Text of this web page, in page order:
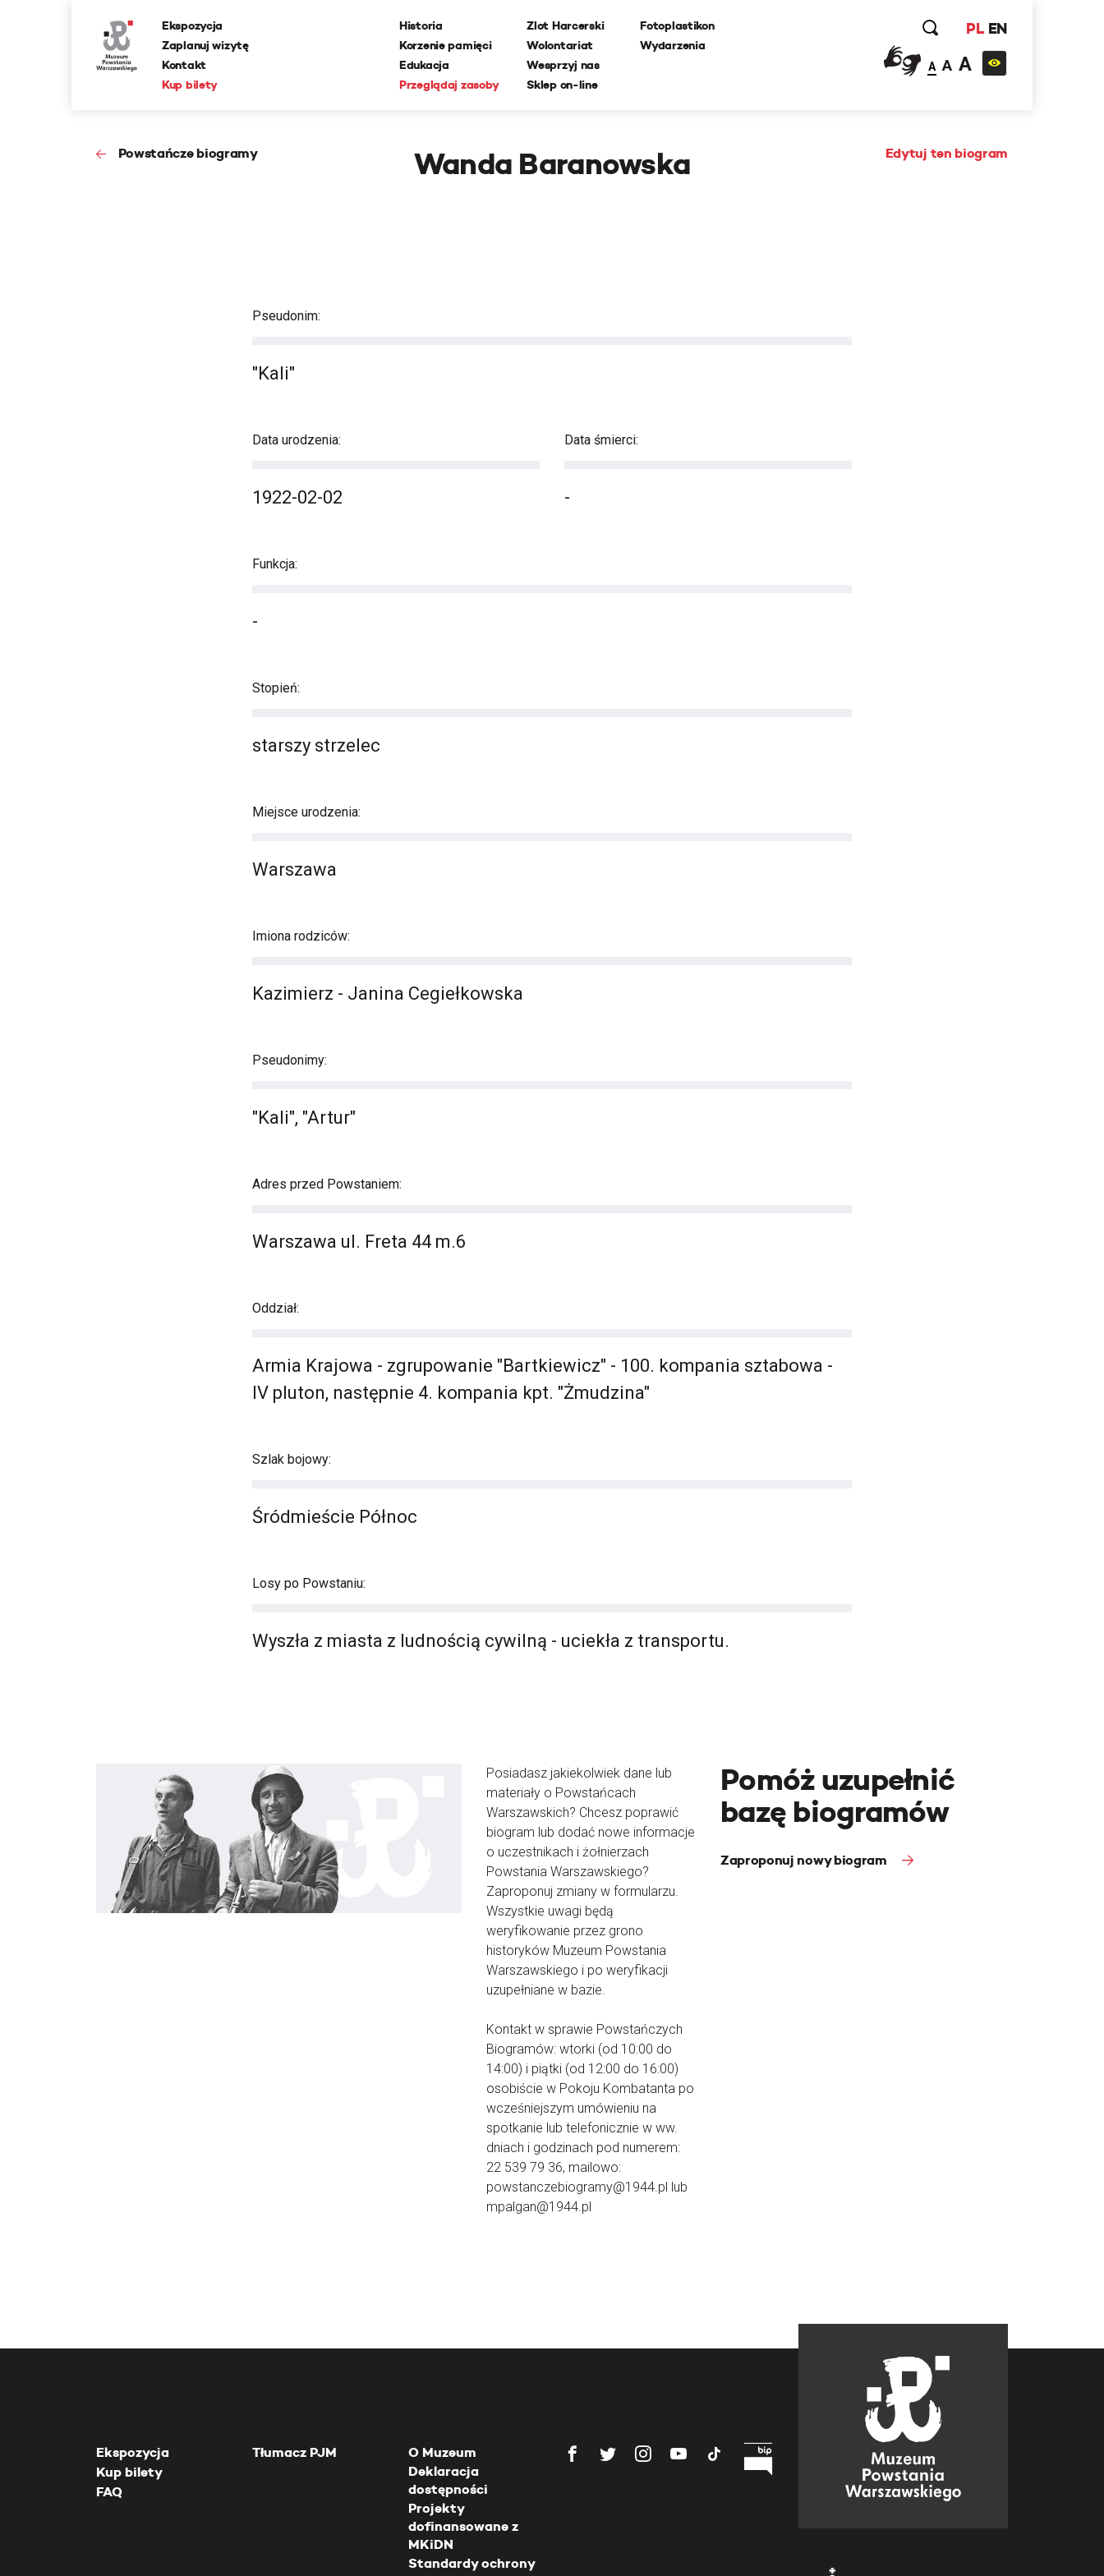
Ekspozycja
Zaplanuj wizytę
Kontakt
Kup bilety
Historia
Korzenie pamięci
Edukacja
Przeglądaj zasoby
Zlot Harcerski
Wolontariat
Wesprzyj nas
Sklep on-line
Fotoplastikon
Wydarzenia
PL EN
A A A
Powstańcze biogramy Edytuj ten biogram
Wanda Baranowska
Pseudonim:
"Kali"
Data urodzenia:
1922-02-02
Data śmierci:
-
Funkcja:
-
Stopień:
starszy strzelec
Miejsce urodzenia:
Warszawa
Imiona rodziców:
Kazimierz - Janina Cegiełkowska
Pseudonimy:
"Kali", "Artur"
Adres przed Powstaniem:
Warszawa ul. Freta 44 m.6
Oddział:
Armia Krajowa - zgrupowanie "Bartkiewicz" - 100. kompania sztabowa -
IV pluton, następnie 4. kompania kpt. "Żmudzina"
Szlak bojowy:
Śródmieście Północ
Losy po Powstaniu:
Wyszła z miasta z ludnością cywilną - uciekła z transportu.
Posiadasz jakiekolwiek dane lub
materiały o Powstańcach
Warszawskich? Chcesz poprawić
biogram lub dodać nowe informacje
o uczestnikach i żołnierzach
Powstania Warszawskiego?
Zaproponuj zmiany w formularzu.
Wszystkie uwagi będą
weryfikowanie przez grono
historyków Muzeum Powstania
Warszawskiego i po weryfikacji
uzupełniane w bazie.
Kontakt w sprawie Powstańczych
Biogramów: wtorki (od 10:00 do
14:00) i piątki (od 12:00 do 16:00)
osobiście w Pokoju Kombatanta po
wcześniejszym umówieniu na
spotkanie lub telefonicznie w ww.
dniach i godzinach pod numerem:
22 539 79 36, mailowo:
powstanczebiogramy@1944.pl lub
mpalgan@1944.pl
Pomóż uzupełnić
bazę biogramów
Zaproponuj nowy biogram
Ekspozycja
Kup bilety
FAQ
Tłumacz PJM
O Muzeum
Deklaracja
dostępności
Projekty
dofinansowane z
MKiDN
Standardy ochrony